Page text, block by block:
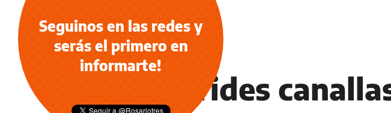
NOTICIAS
Efemérides
Seguinos en las redes y
serás el primero en
informarte!